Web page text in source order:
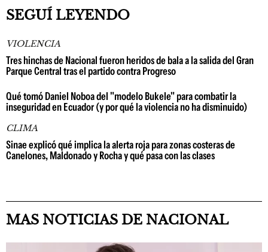
SEGUÍ LEYENDO
VIOLENCIA
Tres hinchas de Nacional fueron heridos de bala a la salida del Gran
Parque Central tras el partido contra Progreso
Qué tomó Daniel Noboa del "modelo Bukele" para combatir la
inseguridad en Ecuador (y por qué la violencia no ha disminuido)
CLIMA
Sinae explicó qué implica la alerta roja para zonas costeras de
Canelones, Maldonado y Rocha y qué pasa con las clases
MAS NOTICIAS DE NACIONAL